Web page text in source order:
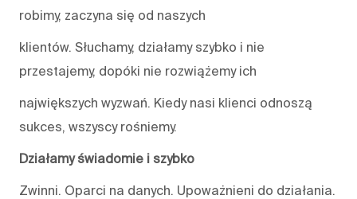
robimy, zaczyna się od naszych
klientów. Słuchamy, działamy szybko i nie
przestajemy, dopóki nie rozwiążemy ich
największych wyzwań. Kiedy nasi klienci odnoszą
sukces, wszyscy rośniemy.
Działamy świadomie i szybko
Zwinni. Oparci na danych. Upoważnieni do działania.